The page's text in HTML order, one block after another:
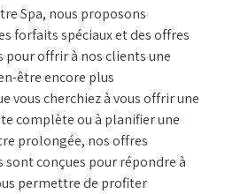
Spa, nous proposons
forfaits spéciaux et des offres
offrir à nos clients une
être encore plus
vous cherchiez à vous offrir une
complète ou à planifier une
prolongée, nos offres
conçues pour répondre à
permettre de profiter